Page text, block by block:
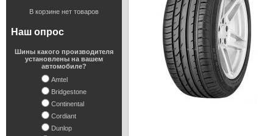
В корзине нет товаров
Наш опрос
Шины какого производителя
установлены на вашем
автомобиле?
Amtel
Bridgestone
Continental
Cordiant
Dunlop